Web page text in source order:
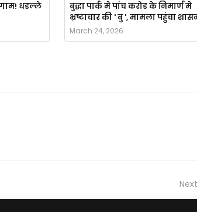
धडल्ले
बुद्धा पार्क मे पांच करोड के निमार्ण मे
भ्रष्टाचार की ' बु ', मामला पहुंचा
March 24, 2026